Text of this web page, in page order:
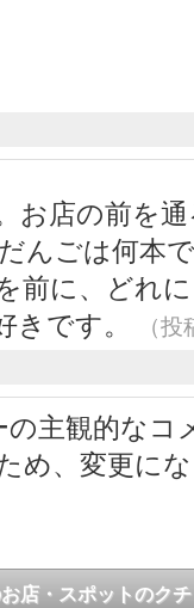
お店の前を
んごは何本
前に、どれ
きです。
（
主観的なコ
め、変更に
店・スポットのク